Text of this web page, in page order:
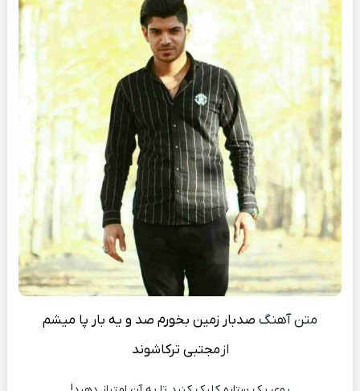
متن آهنگ صدبار زمین بخورم صد و یه بار پا میشم
از مجتبی ترکاشوند